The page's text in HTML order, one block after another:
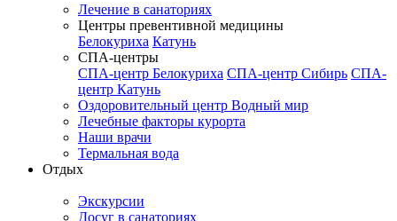
Лечение в санаториях
Центры превентивной медицины
Белокуриха Катунь
СПА-центры
СПА-центр Белокуриха СПА-центр Сибирь СПА-
центр Катунь
Оздоровительный центр Водный мир
Лечебные факторы курорта
Наши врачи
Термальная вода
Отдых
Экскурсии
Досуг в санаториях